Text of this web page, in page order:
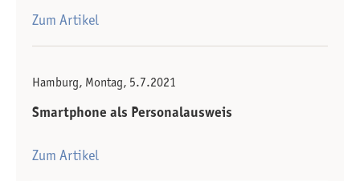
Zum Artikel
Hamburg, Montag, 5.7.2021
Smartphone als Personalausweis
Zum Artikel